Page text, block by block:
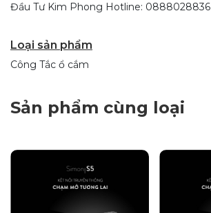
Đầu Tư Kim Phong Hotline: 0888028836
Loại sản phẩm
Công Tắc ổ cắm
Sản phẩm cùng loại